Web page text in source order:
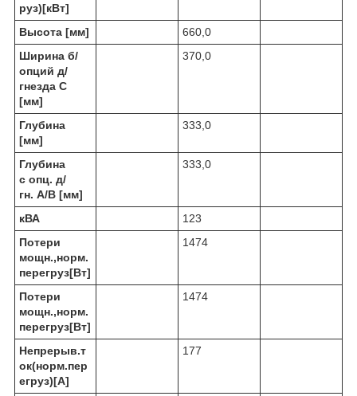
руз)[кВт]
Высота [мм]
660,0
Ширина б/
опций д/
гнезда C
[мм]
370,0
Глубина
[мм]
333,0
Глубина
с опц. д/
гн. A/B [мм]
333,0
кВА
123
Потери
мощн.,норм.
перегруз[Вт]
1474
Потери
мощн.,норм.
перегруз[Вт]
1474
Непрерыв.т
ок(норм.пер
егруз)[A]
177